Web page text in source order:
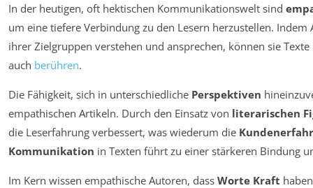
In der heutigen, oft hektischen Kommunikationswelt sind
um eine tiefere Verbindung zu den Lesern herzustellen.
ihrer Zielgruppen verstehen und ansprechen, können sie
auch berühren.
Die Fähigkeit, sich in unterschiedliche Perspektiven
empathischen Artikeln. Durch den Einsatz von literarischen
die Leserfahrung verbessert, was wiederum die
Kommunikation in Texten führt zu einer stärkeren Bindung
Im Kern wissen empathische Autoren, dass Worte Kraft